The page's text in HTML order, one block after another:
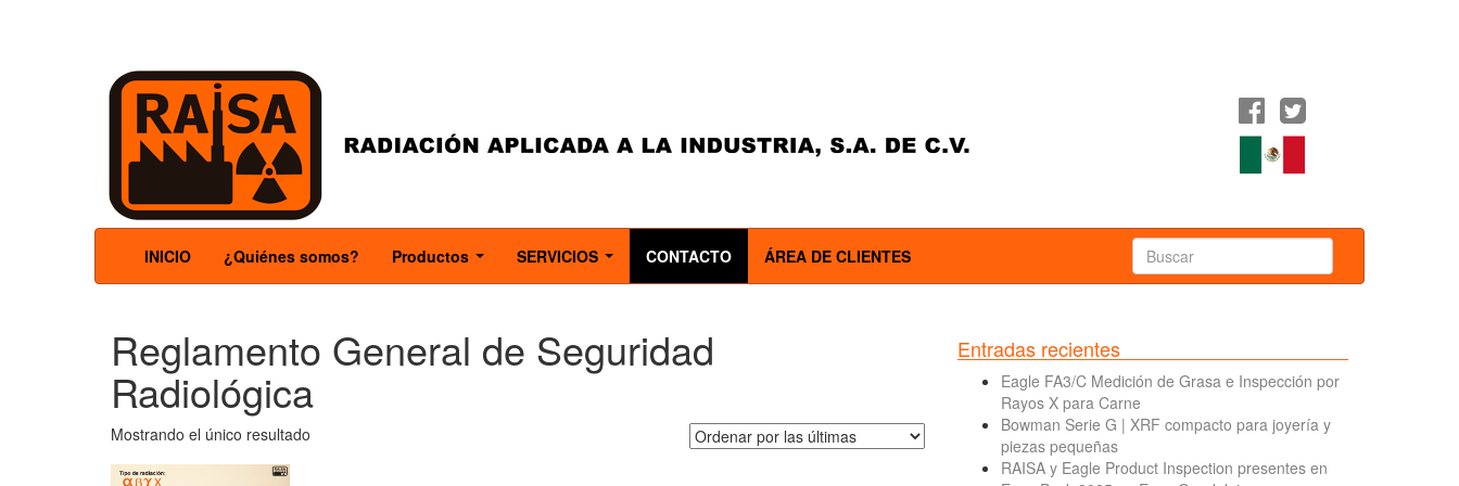
INICIO ¿Quiénes somos? Productos SERVICIOS CONTACTO ÁREA DE CLIENTES
Reglamento General de Seguridad
Radiológica
Mostrando el único resultado
Entradas recientes
Eagle FA3/C Medición de Grasa e Inspección por
Rayos X para Carne
Bowman Serie G | XRF compacto para joyería y
piezas pequeñas
RAISA y Eagle Product Inspection presentes en